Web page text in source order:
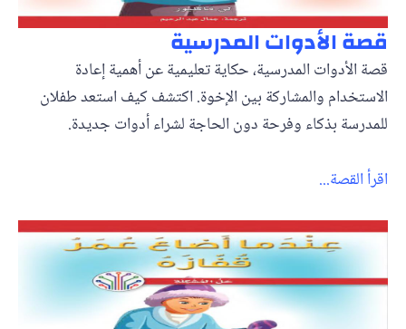
قصة الأدوات المدرسية
قصة الأدوات المدرسية، حكاية تعليمية عن أهمية إعادة
الاستخدام والمشاركة بين الإخوة. اكتشف كيف استعد طفلان
للمدرسة بذكاء وفرحة دون الحاجة لشراء أدوات جديدة.
اقرأ القصة...